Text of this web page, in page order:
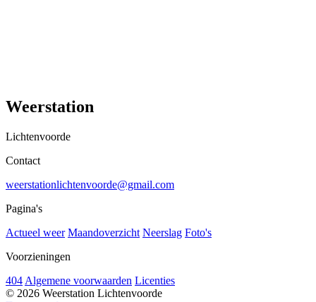
Weerstation
Lichtenvoorde
Contact
weerstationlichtenvoorde@gmail.com
Pagina's
Actueel weer Maandoverzicht Neerslag Foto's
Voorzieningen
404 Algemene voorwaarden Licenties
© 2026 Weerstation Lichtenvoorde